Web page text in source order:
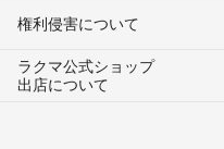
権利侵害について
ラクマ公式ショップ
出店について